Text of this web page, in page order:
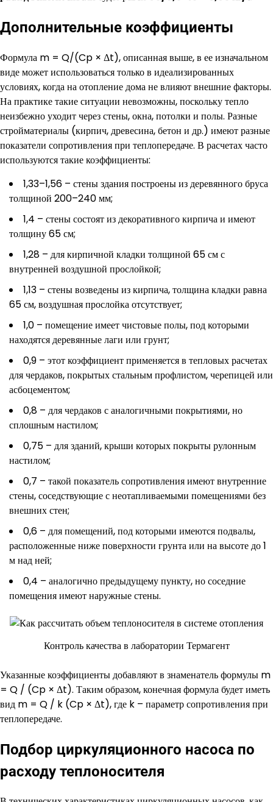
Дополнительные коэффициенты
Формула m = Q/(Cp × Δt), описанная выше, в ее изначальном
виде может использоваться только в идеализированных
условиях, когда на отопление дома не влияют внешние факторы.
На практике такие ситуации невозможны, поскольку тепло
неизбежно уходит через стены, окна, потолки и полы. Разные
стройматериалы (кирпич, древесина, бетон и др.) имеют разные
показатели сопротивления при теплопередаче. В расчетах часто
используются такие коэффициенты:
1,33–1,56 – стены здания построены из деревянного бруса
толщиной 200–240 мм;
1,4 – стены состоят из декоративного кирпича и имеют
толщину 65 см;
1,28 – для кирпичной кладки толщиной 65 см с
внутренней воздушной прослойкой;
1,13 – стены возведены из кирпича, толщина кладки равна
65 см, воздушная прослойка отсутствует;
1,0 – помещение имеет чистовые полы, под которыми
находятся деревянные лаги или грунт;
0,9 – этот коэффициент применяется в тепловых расчетах
для чердаков, покрытых стальным профлистом, черепицей или
асбоцементом;
0,8 – для чердаков с аналогичными покрытиями, но
сплошным настилом;
0,75 – для зданий, крыши которых покрыты рулонным
настилом;
0,7 – такой показатель сопротивления имеют внутренние
стены, соседствующие с неотапливаемыми помещениями без
внешних стен;
0,6 – для помещений, под которыми имеются подвалы,
расположенные ниже поверхности грунта или на высоте до 1
м над ней;
0,4 – аналогично предыдущему пункту, но соседние
помещения имеют наружные стены.
Контроль качества в лаборатории Термагент
Указанные коэффициенты добавляют в знаменатель формулы m
= Q / (Cp × Δt). Таким образом, конечная формула будет иметь
вид m = Q / k (Cp × Δt), где k – параметр сопротивления при
теплопередаче.
Подбор циркуляционного насоса по
расходу теплоносителя